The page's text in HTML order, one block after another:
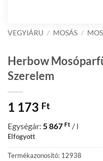
VEGYIÁRU / MOSÁS /
Herbow
Szerelem
1 173 Ft
Egységár: 5 867 Ft / l
Elfogyott
Termékazonosító: 12938